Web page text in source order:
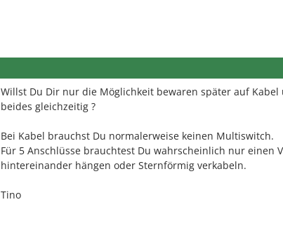
Willst Du Dir nur die Möglichkeit bewaren später auf
beides gleichzeitig ?
Bei Kabel brauchst Du normalerweise keinen Multiswitch.
Für 5 Anschlüsse brauchtest Du wahrscheinlich nur einen
hintereinander hängen oder Sternförmig verkabeln.
Tino